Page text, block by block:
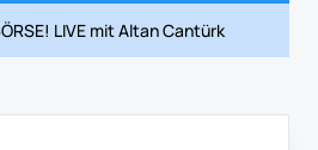
LIVE mit Altan Cantürk